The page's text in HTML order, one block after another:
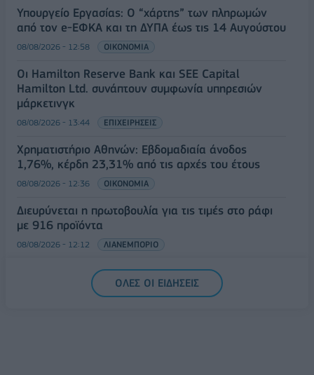
Υπουργείο Εργασίας: Ο “χάρτης” των πληρωμών
από τον e-ΕΦΚΑ και τη ΔΥΠΑ έως τις 14 Αυγούστου
08/08/2026 - 12:58 ΟΙΚΟΝΟΜΙΑ
Οι Hamilton Reserve Bank και SEE Capital
Hamilton Ltd. συνάπτουν συμφωνία υπηρεσιών
μάρκετινγκ
08/08/2026 - 13:44 ΕΠΙΧΕΙΡΗΣΕΙΣ
Χρηματιστήριο Αθηνών: Εβδομαδιαία άνοδος
1,76%, κέρδη 23,31% από τις αρχές του έτους
08/08/2026 - 12:36 ΟΙΚΟΝΟΜΙΑ
Διευρύνεται η πρωτοβουλία για τις τιμές στο ράφι
με 916 προϊόντα
08/08/2026 - 12:12 ΛΙΑΝΕΜΠΟΡΙΟ
Health Monitoring: Η εθνική υποδομή για την
αξιοποίηση των δεδομένων υγείας προς όφελος
ΟΛΕΣ ΟΙ ΕΙΔΗΣΕΙΣ